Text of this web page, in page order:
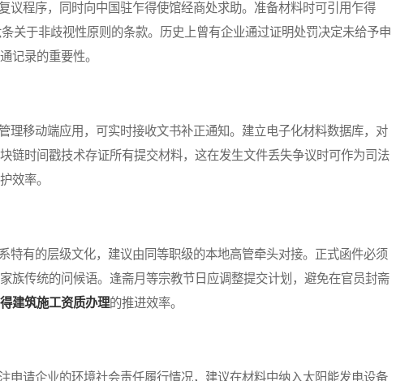
程序，同时向中国驻乍得使馆经商处求助。准备材料时可引用乍得
关于非歧视性原则的条款。历史上曾有企业通过证明处罚决定未给予申
记录的重要性。
移动端应用，可实时接收文书补正通知。建立电子化材料数据库，对
链时间戳技术存证所有提交材料，这在发生文件丢失争议时可作为司法
效率。
有的层级文化，建议由同等职级的本地高管牵头对接。正式函件必须
族传统的问候语。逢斋月等宗教节日应调整提交计划，避免在官员封斋
建筑施工资质办理的推进效率。
请企业的环境社会责任履行情况，建议在材料中纳入太阳能发电设备